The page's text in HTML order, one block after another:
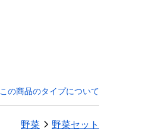
この商品のタイプについて
野菜 野菜セット